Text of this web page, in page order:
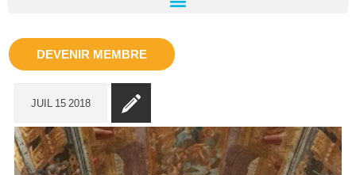
DEVENIR MEMBRE
JUIL 15 2018